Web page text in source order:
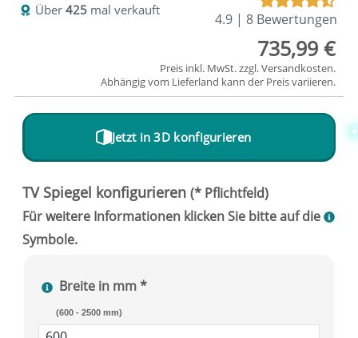
Über 425 mal verkauft
4.9 | 8 Bewertungen
735,99 €
Preis inkl. MwSt. zzgl.Versandkosten.
Abhängig vom Lieferland kann der Preis variieren.
Jetzt in 3D konfigurieren
Breite in mm *
(600 - 2500 mm)